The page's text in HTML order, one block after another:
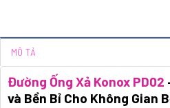
MÔ TẢ
Đường Ống Xả Konox PD02
và Bền Bỉ Cho Không Gian